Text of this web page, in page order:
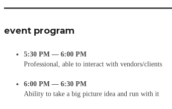
event program
5:30 PM — 6:00 PM
Professional, able to interact with vendors/clients
6:00 PM — 6:30 PM
Ability to take a big picture idea and run with it